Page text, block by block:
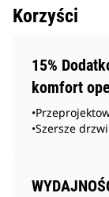
Korzyści
15%
komfort
•Szersze